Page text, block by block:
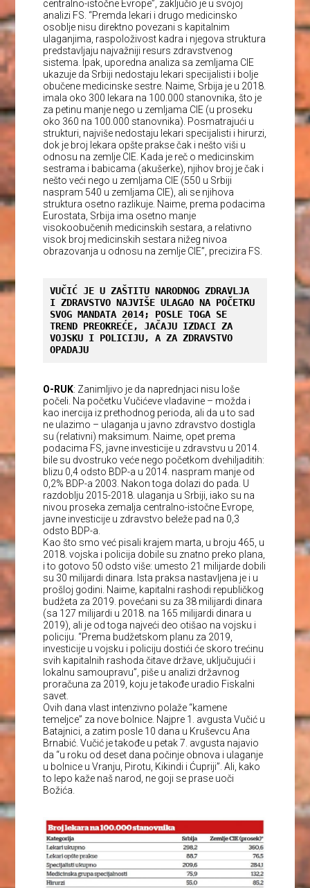
centralno-istočne Evrope”, zaključio je u svojoj
analizi FS. “Premda lekari i drugo medicinsko
osoblje nisu direktno povezani s kapitalnim
ulaganjima, raspoloživost kadra i njegova struktura
predstavljaju najvažniji resurs zdravstvenog
sistema. Ipak, uporedna analiza sa zemljama CIE
ukazuje da Srbiji nedostaju lekari specijalisti i bolje
obučene medicinske sestre. Naime, Srbija je u 2018.
imala oko 300 lekara na 100.000 stanovnika, što je
za petinu manje nego u zemljama CIE (u proseku
oko 360 na 100.000 stanovnika). Posmatrajući u
strukturi, najviše nedostaju lekari specijalisti i hirurzi,
dok je broj lekara opšte prakse čak i nešto viši u
odnosu na zemlje CIE. Kada je reč o medicinskim
sestrama i babicama (akušerke), njihov broj je čak i
nešto veći nego u zemljama CIE (550 u Srbiji
naspram 540 u zemljama CIE), ali se njihova
struktura osetno razlikuje. Naime, prema podacima
Eurostata, Srbija ima osetno manje
visokoobučenih medicinskih sestara, a relativno
visok broj medicinskih sestara nižeg nivoa
obrazovanja u odnosu na zemlje CIE”, precizira FS.
VUČIĆ JE U ZAŠTITU NARODNOG ZDRAVLJA
I ZDRAVSTVO NAJVIŠE ULAGAO NA POČETKU
SVOG MANDATA 2014; POSLE TOGA SE
TREND PREOKREĆE, JAČAJU IZDACI ZA
VOJSKU I POLICIJU, A ZA ZDRAVSTVO
OPADAJU
O-RUK: Zanimljivo je da naprednjaci nisu loše
počeli. Na početku Vučićeve vladavine – možda i
kao inercija iz prethodnog perioda, ali da u to sad
ne ulazimo – ulaganja u javno zdravstvo dostigla
su (relativni) maksimum. Naime, opet prema
podacima FS, javne investicije u zdravstvu u 2014.
bile su dvostruko veće nego početkom dvehiljaditih:
blizu 0,4 odsto BDP-a u 2014. naspram manje od
0,2% BDP-a 2003. Nakon toga dolazi do pada. U
razdoblju 2015-2018. ulaganja u Srbiji, iako su na
nivou proseka zemalja centralno-istočne Evrope,
javne investicije u zdravstvo beleže pad na 0,3
odsto BDP-a.
Kao što smo već pisali krajem marta, u broju 465, u
2018. vojska i policija dobile su znatno preko plana,
i to gotovo 50 odsto više: umesto 21 milijarde dobili
su 30 milijardi dinara. Ista praksa nastavljena je i u
prošloj godini. Naime, kapitalni rashodi republičkog
budžeta za 2019. povećani su za 38 milijardi dinara
(sa 127 milijardi u 2018. na 165 milijardi dinara u
2019), ali je od toga najveći deo otišao na vojsku i
policiju. “Prema budžetskom planu za 2019,
investicije u vojsku i policiju dostići će skoro trećinu
svih kapitalnih rashoda čitave države, uključujući i
lokalnu samoupravu”, piše u analizi državnog
proračuna za 2019, koju je takođe uradio Fiskalni
savet.
Ovih dana vlast intenzivno polaže “kamene
temeljce” za nove bolnice. Najpre 1. avgusta Vučić u
Batajnici, a zatim posle 10 dana u Kruševcu Ana
Brnabić. Vučić je takođe u petak 7. avgusta najavio
da “u roku od deset dana počinje obnova i ulaganje
u bolnice u Vranju, Pirotu, Kikindi i Ćupriji”. Ali, kako
to lepo kaže naš narod, ne goji se prase uoči
Božića.